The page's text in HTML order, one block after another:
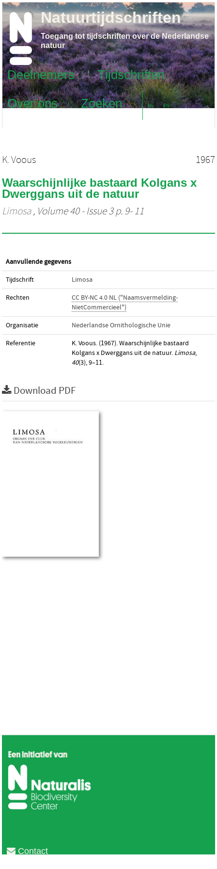
Deelnemers
Tijdschriften
Over ons
Zoeken NL EN
Natuurtijdschriften
Toegang tot tijdschriften over de Nederlandse
natuur
K. Voous 1967
Waarschijnlijke bastaard Kolgans x
Dwerggans uit de natuur
Limosa, Volume 40 - Issue 3 p. 9- 11
Aanvullende gegevens
Tijdschrift Limosa
Rechten
CC BY-NC 4.0 NL ("Naamsvermelding-
NietCommercieel")
Organisatie Nederlandse Ornithologische Unie
Referentie
K. Voous. (1967). Waarschijnlijke bastaard
Kolgans x Dwerggans uit de natuur. Limosa,
40(3), 9–11.
Download PDF
Contact